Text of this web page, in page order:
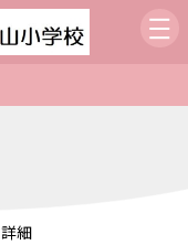
詳細